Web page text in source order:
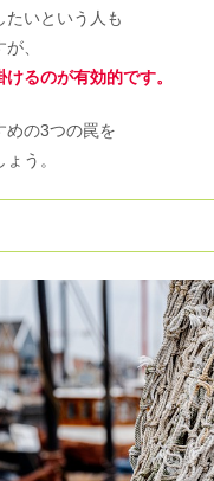
たいという人も
、
るのが有効的です。
めの3つの罠を
う。